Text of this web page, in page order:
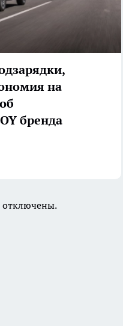
на
бренда
отключены.